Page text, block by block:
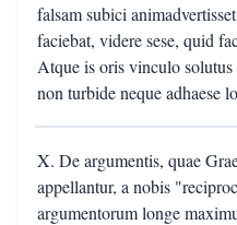
falsam subici
faciebat, videre sese, quid
Atque is oris vinculo
non turbide neque adhaese
X. De argumentis, quae
appellantur, a nobis
argumentorum longe